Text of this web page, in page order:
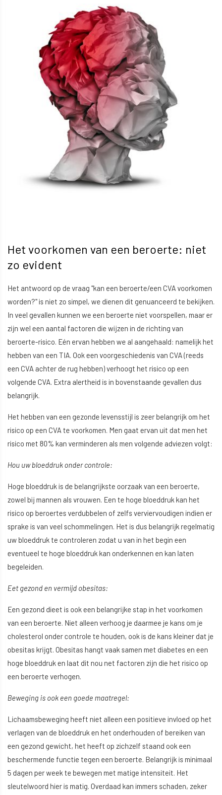
Het voorkomen van een beroerte: niet
zo evident
Het antwoord op de vraag "kan een beroerte/een CVA voorkomen
worden?" is niet zo simpel, we dienen dit genuanceerd te bekijken.
In veel gevallen kunnen we een beroerte niet voorspellen, maar er
zijn wel een aantal factoren die wijzen in de richting van
beroerte-risico. Eén ervan hebben we al aangehaald: namelijk het
hebben van een TIA. Ook een voorgeschiedenis van CVA (reeds
een CVA achter de rug hebben) verhoogt het risico op een
volgende CVA. Extra alertheid is in bovenstaande gevallen dus
belangrijk.
Het hebben van een gezonde levensstijl is zeer belangrijk om het
risico op een CVA te voorkomen. Men gaat ervan uit dat men het
risico met 80% kan verminderen als men volgende adviezen volgt:
Hou uw bloeddruk onder controle:
Hoge bloeddruk is de belangrijkste oorzaak van een beroerte,
zowel bij mannen als vrouwen. Een te hoge bloeddruk kan het
risico op beroertes verdubbelen of zelfs verviervoudigen indien er
sprake is van veel schommelingen. Het is dus belangrijk regelmatig
uw bloeddruk te controleren zodat u van in het begin een
eventueel te hoge bloeddruk kan onderkennen en kan laten
begeleiden.
Eet gezond en vermijd obesitas:
Een gezond dieet is ook een belangrijke stap in het voorkomen
van een beroerte. Niet alleen verhoog je daarmee je kans om je
cholesterol onder controle te houden, ook is de kans kleiner dat je
obesitas krijgt. Obesitas hangt vaak samen met diabetes en een
hoge bloeddruk en laat dit nou net factoren zijn die het risico op
een beroerte verhogen.
Beweging is ook een goede maatregel:
Lichaamsbeweging heeft niet alleen een positieve invloed op het
verlagen van de bloeddruk en het onderhouden of bereiken van
een gezond gewicht, het heeft op zichzelf staand ook een
beschermende functie tegen een beroerte. Belangrijk is minimaal
5 dagen per week te bewegen met matige intensiteit. Het
sleutelwoord hier is matig. Overdaad kan immers schaden, zeker